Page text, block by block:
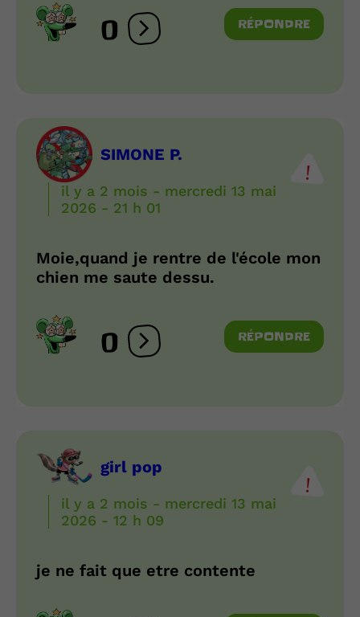
0 Ouvrir les réactions
RÉPONDRE
SIMONE P.
il y a 2 mois - mercredi 13 mai
2026 - 21 h 01
Moie,quand je rentre de l'école mon
chien me saute dessu.
0 Ouvrir les réactions
RÉPONDRE
girl pop
il y a 2 mois - mercredi 13 mai
2026 - 12 h 09
je ne fait que etre contente